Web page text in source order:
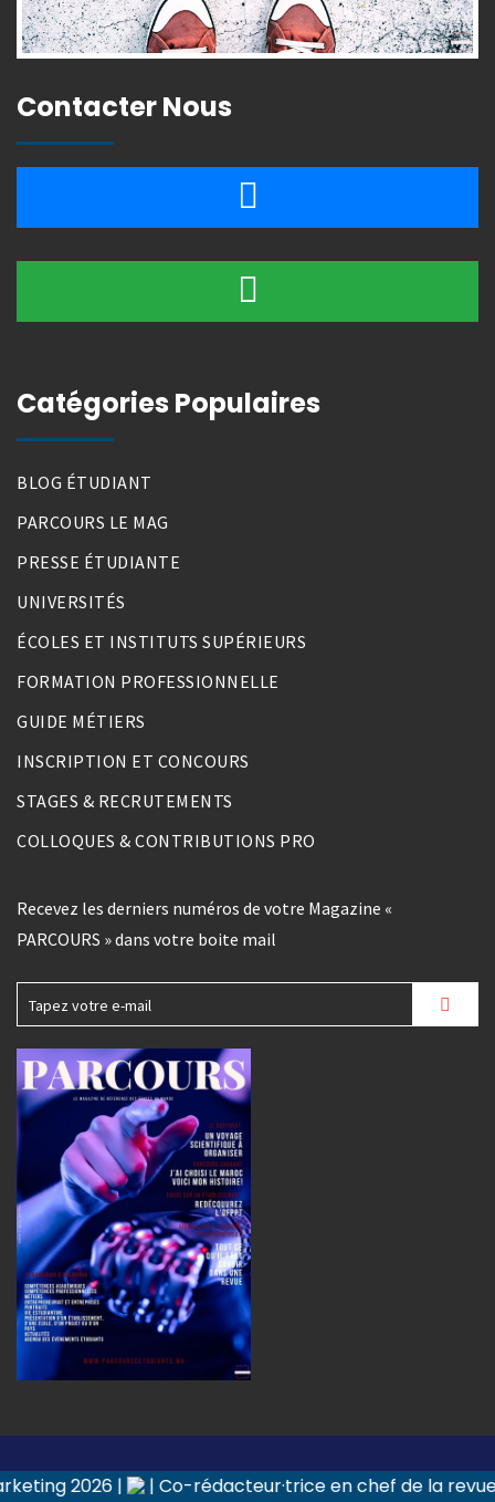
| Co-rédacteur·trice en chef de la revue Recherche et
Contacter Nous
Catégories Populaires
BLOG ÉTUDIANT
PARCOURS LE MAG
PRESSE ÉTUDIANTE
UNIVERSITÉS
ÉCOLES ET INSTITUTS SUPÉRIEURS
FORMATION PROFESSIONNELLE
GUIDE MÉTIERS
INSCRIPTION ET CONCOURS
STAGES & RECRUTEMENTS
COLLOQUES & CONTRIBUTIONS PRO
Recevez les derniers numéros de votre Magazine «
PARCOURS » dans votre boite mail
Copyright © 2026. All Rights Reserved.